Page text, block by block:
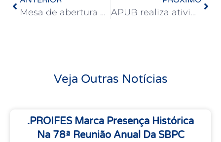
Mesa de abertura do Congresso da UFBA celebra os 80 anos da Universidade APUB realiza atividades no Congresso da UFBA
Veja Outras Notícias
.PROIFES Marca Presença Histórica
Na 78ª Reunião Anual Da SBPC